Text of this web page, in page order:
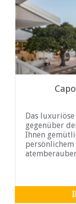
Das
gegenüber
Ihnen
persönlichem
die Table